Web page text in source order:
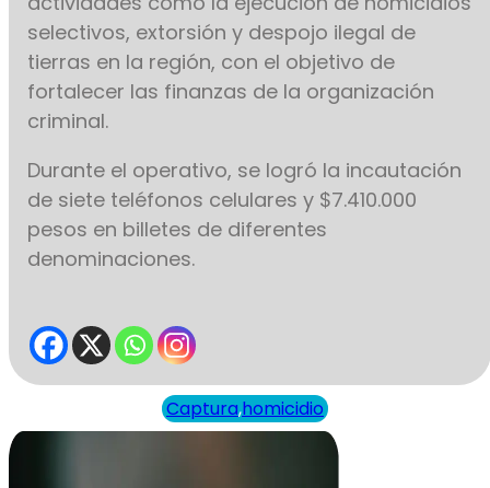
selectivos, extorsión y despojo ilegal de
tierras en la región, con el objetivo de
fortalecer las finanzas de la organización
criminal.
Durante el operativo, se logró la incautación
de siete teléfonos celulares y $7.410.000
pesos en billetes de diferentes
denominaciones.
Captura,homicidio